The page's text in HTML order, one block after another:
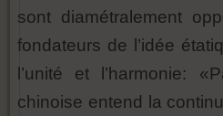
sont diamétralement
fondateurs de l’idée
l’unité et l’harmonie:
chinoise entend la